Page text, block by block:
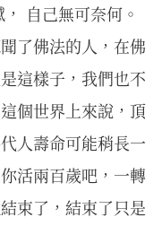
自己無可奈何。
了佛法的人，在佛
這樣子，我們也不
個世界上來說，頂
人壽命可能稍長一
活兩百歲吧，一轉
束了，結束了只是